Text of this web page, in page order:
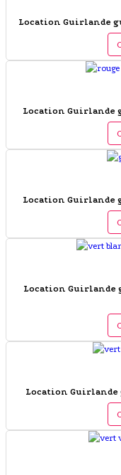
Location Guirlande
Location Guirlande
Location Guirlande
Location Guirlande
Location Guirlande